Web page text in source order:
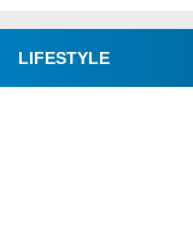
LIFESTYLE